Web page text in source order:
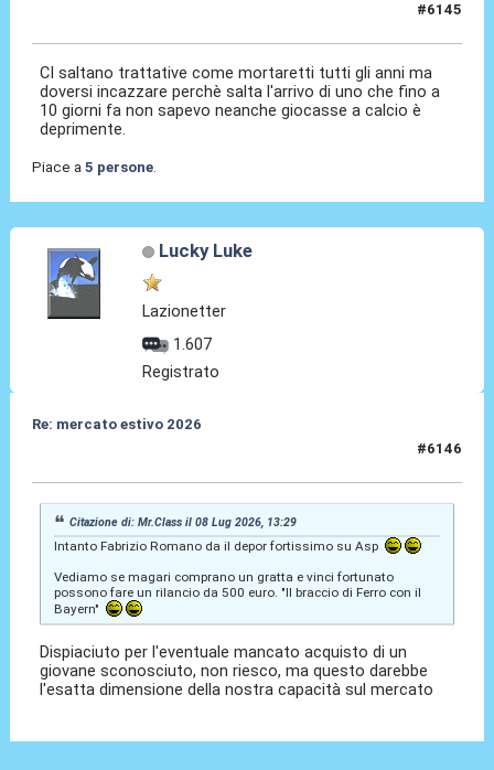
#6145
CI saltano trattative come mortaretti tutti gli anni ma
doversi incazzare perchè salta l'arrivo di uno che fino a
10 giorni fa non sapevo neanche giocasse a calcio è
deprimente.
Piace a 5 persone.
Lucky Luke
Lazionetter
1.607
Registrato
Re: mercato estivo 2026
#6146
Citazione di: Mr.Class il 08 Lug 2026, 13:29
Intanto Fabrizio Romano da il depor fortissimo su Asp
Vediamo se magari comprano un gratta e vinci fortunato
possono fare un rilancio da 500 euro. "Il braccio di Ferro con il
Bayern"
Dispiaciuto per l'eventuale mancato acquisto di un
giovane sconosciuto, non riesco, ma questo darebbe
l'esatta dimensione della nostra capacità sul mercato